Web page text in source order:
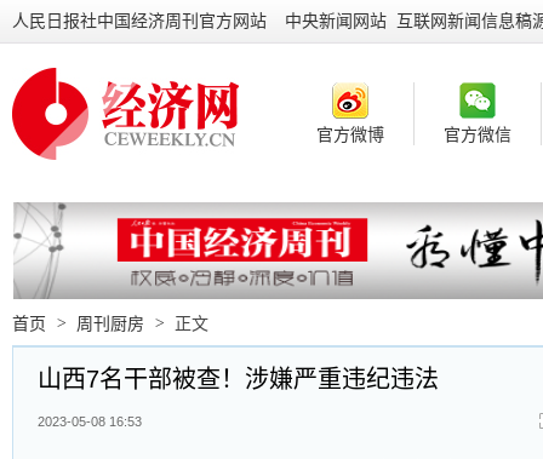
人民日报社中国经济周刊官方网站 中央新闻网站 互联网新闻信息稿
官方微博 官方微信
首页 > 周刊厨房 > 正文
山西7名干部被查！涉嫌严重违纪违法
2023-05-08 16:53